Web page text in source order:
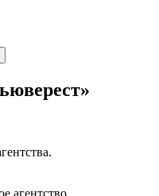
агентство,